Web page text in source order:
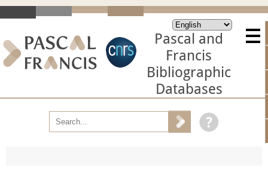
Pascal and
Francis
Bibliographic
Databases